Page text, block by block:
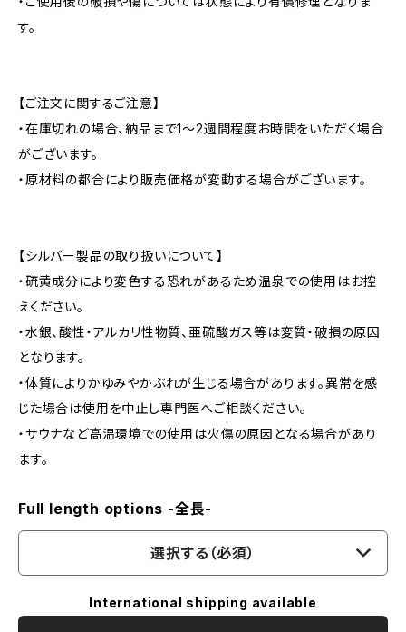
す。
【ご注文に関するご注意】
・在庫切れの場合、納品まで1～2週間程度お時間をいただく場合
がございます。
・原材料の都合により販売価格が変動する場合がございます。
【シルバー製品の取り扱いについて】
・硫黄成分により変色する恐れがあるため温泉での使用はお控
えください。
・水銀、酸性・アルカリ性物質、亜硫酸ガス等は変質・破損の原因
となります。
・体質によりかゆみやかぶれが生じる場合があります。異常を感
じた場合は使用を中止し専門医へご相談ください。
・サウナなど高温環境での使用は火傷の原因となる場合があり
ます。
Full length options -全長-
選択する（必須）
International shipping available